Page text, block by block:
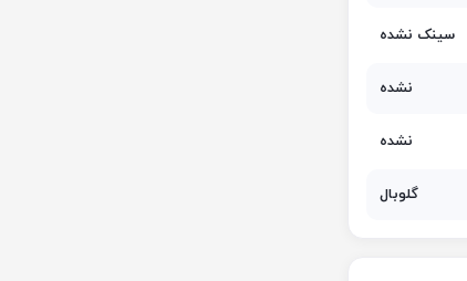
سینک نشده
نشده
نشده
گلوبال